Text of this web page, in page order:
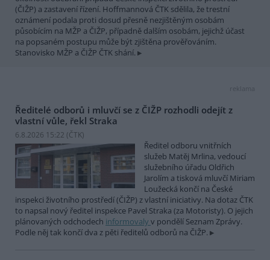
(ČIŽP) a zastavení řízení. Hoffmannová ČTK sdělila, že trestní
oznámení podala proti dosud přesně nezjištěným osobám
působícím na MŽP a ČIŽP, případně dalším osobám, jejichž účast
na popsaném postupu může být zjištěna prověřováním.
Stanovisko MŽP a ČIŽP ČTK shání.
reklama
Ředitelé odborů i mluvčí se z ČIŽP rozhodli odejít z
vlastní vůle, řekl Straka
6.8.2026 15:22 (ČTK)
Ředitel odboru vnitřních
služeb Matěj Mrlina, vedoucí
služebního úřadu Oldřich
Jarolím a tisková mluvčí Miriam
Loužecká končí na České
inspekci životního prostředí (ČIŽP) z vlastní iniciativy. Na dotaz ČTK
to napsal nový ředitel inspekce Pavel Straka (za Motoristy). O jejich
plánovaných odchodech informovaly v pondělí Seznam Zprávy.
Podle něj tak končí dva z pěti ředitelů odborů na ČIŽP.